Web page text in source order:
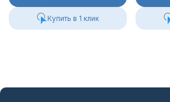
Купить в 1 клик